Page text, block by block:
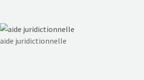
NOS ACTIONS
aide juridictionnelle